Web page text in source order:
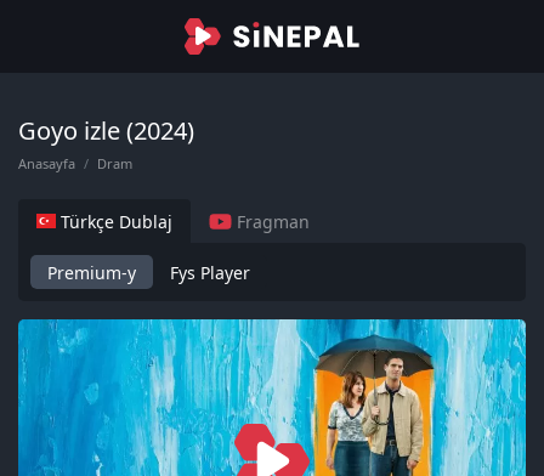
Goyo izle (2024)
Anasayfa Dram
Türkçe Dublaj Fragman
Premium-y Fys Player